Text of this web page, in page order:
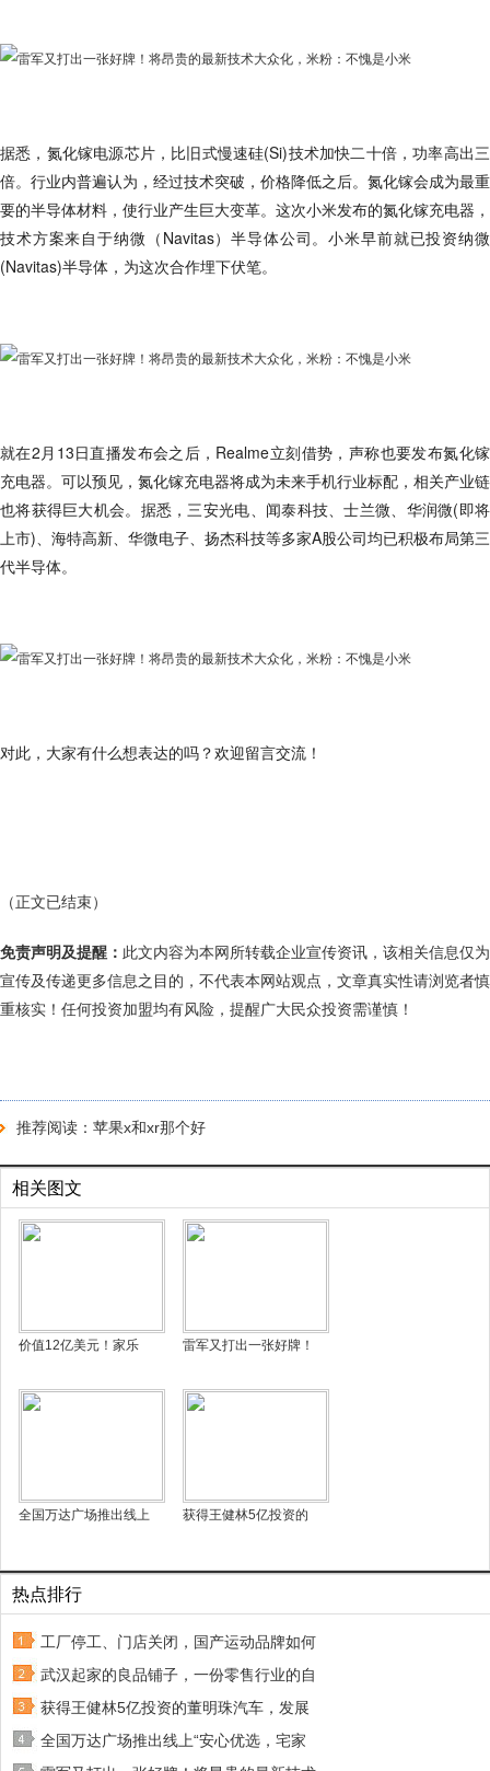
据悉，氮化镓电源芯片，比旧式慢速硅(Si)技术加快二十倍，功率高出三
倍。行业内普遍认为，经过技术突破，价格降低之后。氮化镓会成为最重
要的半导体材料，使行业产生巨大变革。这次小米发布的氮化镓充电器，
技术方案来自于纳微（Navitas）半导体公司。小米早前就已投资纳微
(Navitas)半导体，为这次合作埋下伏笔。
就在2月13日直播发布会之后，Realme立刻借势，声称也要发布氮化镓
充电器。可以预见，氮化镓充电器将成为未来手机行业标配，相关产业链
也将获得巨大机会。据悉，三安光电、闻泰科技、士兰微、华润微(即将
上市)、海特高新、华微电子、扬杰科技等多家A股公司均已积极布局第三
代半导体。
对此，大家有什么想表达的吗？欢迎留言交流！
（正文已结束）
免责声明及提醒： 此文内容为本网所转载企业宣传资讯，该相关信息仅为
宣传及传递更多信息之目的，不代表本网站观点，文章真实性请浏览者慎
重核实！任何投资加盟均有风险，提醒广大民众投资需谨慎！
推荐阅读： 苹果x和xr那个好
相关图文
价值12亿美元！家乐 雷军又打出一张好牌！
全国万达广场推出线上 获得王健林5亿投资的
热点排行
工厂停工、门店关闭，国产运动品牌如何
武汉起家的良品铺子，一份零售行业的自
获得王健林5亿投资的董明珠汽车，发展
全国万达广场推出线上“安心优选，宅家